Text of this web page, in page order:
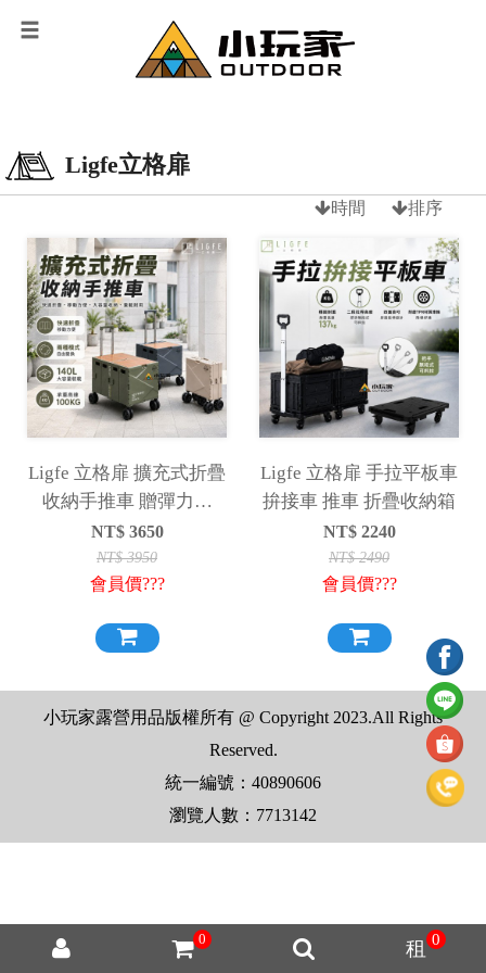
租 0
0
Ligfe立格扉
時間 排序
Ligfe 立格扉 擴充式折疊
收納手推車 贈彈力繩
140L多型態手推車 推車
NT$ 3650
NT$3950
會員價???
Ligfe 立格扉 手拉平板車
拚接車 推車 折疊收納箱
NT$ 2240
NT$2490
會員價???
小玩家露營用品版權所有 @ Copyright 2023.All Rights
Reserved.
統一編號：40890606
瀏覽人數：7713142